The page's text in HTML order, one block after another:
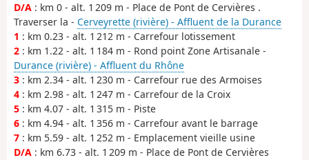
D/A : km 0 - alt. 1 209 m - Place de Pont de Cervières .
Traverser la - Cerveyrette (rivière) - Affluent de la Durance
1 : km 0.23 - alt. 1 212 m - Carrefour lotissement
2 : km 1.22 - alt. 1 184 m - Rond point Zone Artisanale -
Durance (rivière) - Affluent du Rhône
3 : km 2.34 - alt. 1 230 m - Carrefour rue des Armoises
4 : km 2.98 - alt. 1 247 m - Carrefour de la Croix
5 : km 4.07 - alt. 1 315 m - Piste
6 : km 4.94 - alt. 1 356 m - Carrefour avant le barrage
7 : km 5.59 - alt. 1 252 m - Emplacement vieille usine
D/A : km 6.73 - alt. 1 209 m - Place de Pont de Cervières